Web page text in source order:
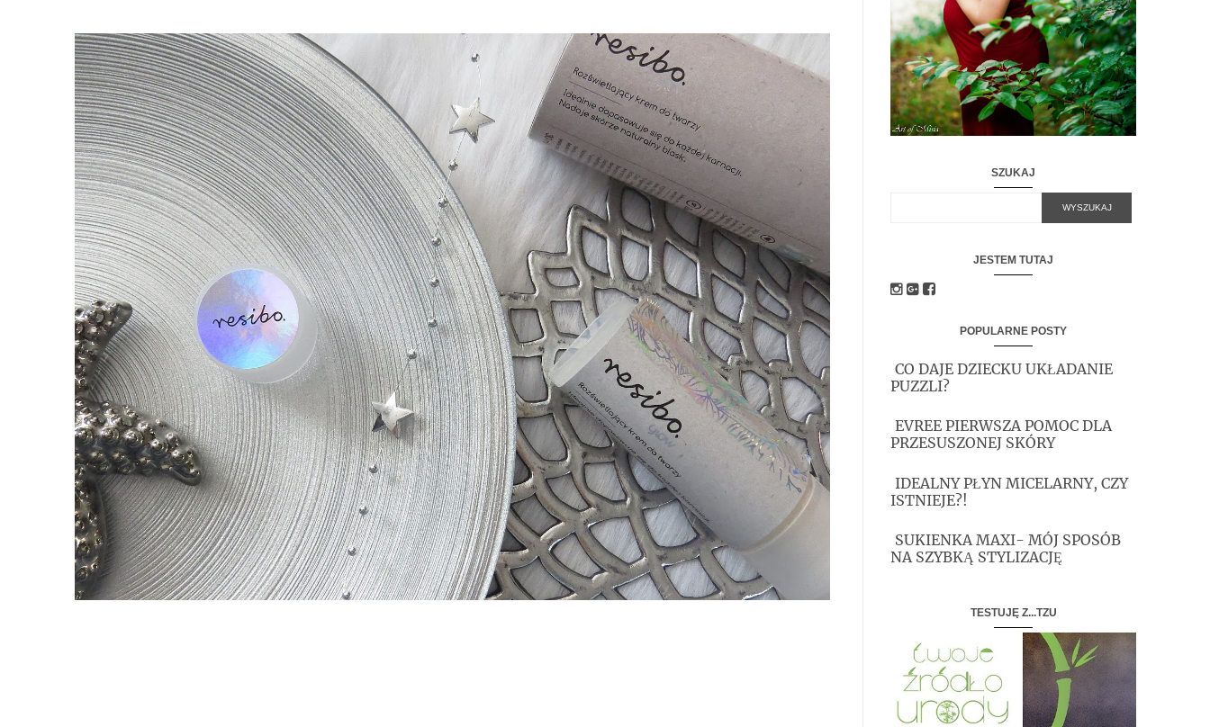
SZUKAJ
JESTEM TUTAJ
POPULARNE POSTY
CO DAJE DZIECKU UKŁADANIE
PUZZLI?
EVREE PIERWSZA POMOC DLA
PRZESUSZONEJ SKÓRY
IDEALNY PŁYN MICELARNY, CZY
ISTNIEJE?!
SUKIENKA MAXI- MÓJ SPOSÓB
NA SZYBKĄ STYLIZACJĘ
TESTUJĘ Z...TZU